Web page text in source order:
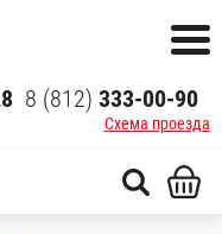
8 (812) 333-00-90
Схема проезда